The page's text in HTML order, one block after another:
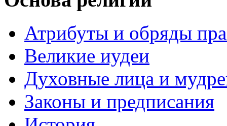
Атрибуты и обряды
Великие иудеи
Духовные лица и
Законы и предписания